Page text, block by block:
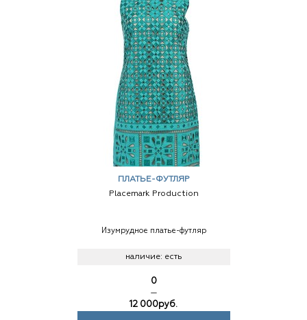
ПЛАТЬЕ-ФУТЛЯР
Placemark Production
Изумрудное платье-футляр
наличие: есть
0
—
12 000руб.